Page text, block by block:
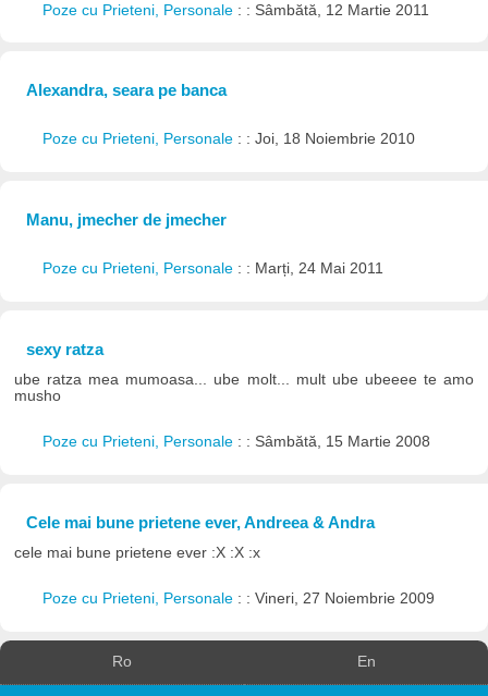
Poze cu Prieteni, Personale : : Sâmbătă, 12 Martie 2011
Alexandra, seara pe banca
Poze cu Prieteni, Personale : : Joi, 18 Noiembrie 2010
Manu, jmecher de jmecher
Poze cu Prieteni, Personale : : Marți, 24 Mai 2011
sexy ratza
ube ratza mea mumoasa... ube molt... mult ube ubeeee te amo
musho
Poze cu Prieteni, Personale : : Sâmbătă, 15 Martie 2008
Cele mai bune prietene ever, Andreea & Andra
cele mai bune prietene ever :X :X :x
Poze cu Prieteni, Personale : : Vineri, 27 Noiembrie 2009
Ro En